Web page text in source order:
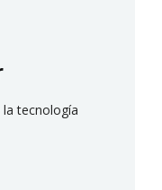
tecnología